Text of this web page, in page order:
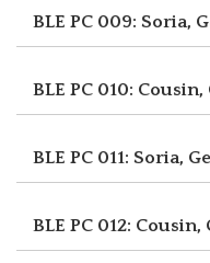
BLE PC 009: Soria,
BLE PC 010:
BLE PC 011: Soria,
BLE PC 012: